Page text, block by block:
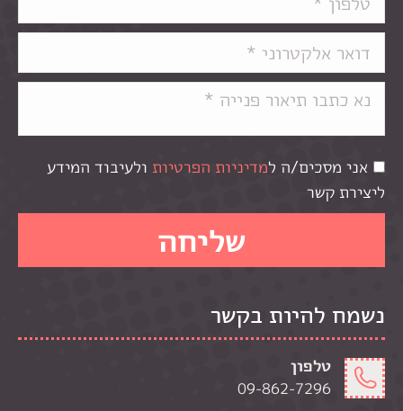
אני מסכים/ה למדיניות הפרטיות ולעיבוד המידע
ליצירת קשר
נשמח להיות בקשר
טלפון
09-862-7296